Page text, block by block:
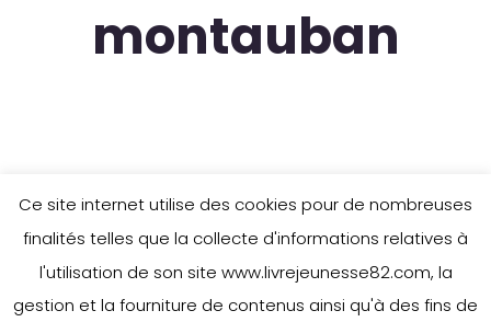
montauban
Ce site internet utilise des cookies pour de nombreuses
finalités telles que la collecte d'informations relatives à
l'utilisation de son site www.livrejeunesse82.com, la
gestion et la fourniture de contenus ainsi qu'à des fins de